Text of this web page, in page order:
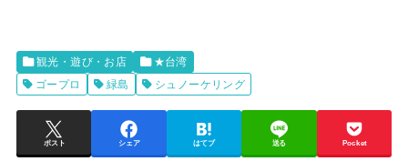
観光・遊び・お店
★台湾
ゴープロ
緑島 シュノーケリング
ポスト シェア はてブ 送る Pocket